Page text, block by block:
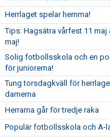
Herrlaget spelar hemma!
Tips: Hagsätra vårfest 11
maj!
Solig fotbollsskola och en
för juniorerna!
Tung torsdagkväll för
damerna
Herrarna går för tredje raka
Populär fotbollsskola och A-